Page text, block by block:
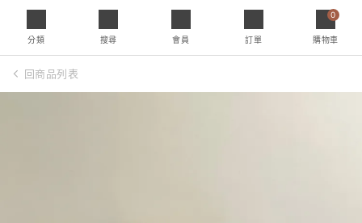
分類 搜尋 會員 訂單
0
購物車
回商品列表